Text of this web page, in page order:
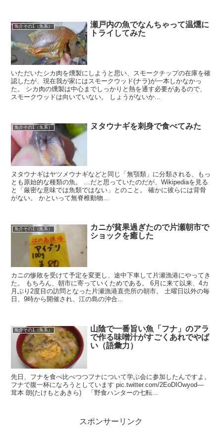
魚介その1（魚系）
瀬戸内の魚でなんちゃって温燻に
トライしてみた
いただいたシカ肉を燻製にしようと思い、スモークチップの在庫を確
認したが、現在我が家にはスモークウッド(ナラ)が一本しかなかっ
た。 シカ肉の燻製は中心までしっかりと熱を通す必要があるので、
スモークウッドは向いていない。 しょうがないか...
魚介その1（魚系） ヌタウナギを刺身で食べてみた
ヌタウナギはヤツメウナギなどと同じ「無顎類」に分類される、もっ
とも原始的な種類の魚。 …だと思っていたのだが、Wikipediaを見る
と「厳密な意味では魚類ではない」とのこと。 確かに彼らには背骨
がない。 かといって無脊椎動物...
魚介その1（魚系）
カニが貧果過ぎたので片瀬朝市で
ショックを癒した
カニの惨敗を受けて予定を変更し、途中下車して片瀬漁港にやってき
た。 もちろん、朝市に寄っていくためである。 6月に来て以来、4カ
月ぶり2度目の訪問となった片瀬漁港直売所の朝市。 土曜日以外の毎
日、9時から開催され、江の島の沖合...
魚介その1（魚系）
山陰で一番旨い魚「フナ」のアラ
で作る味噌汁がすごくあれでやば
い（語彙力）
先日、フナを食べ比べつつフナについて学ぶ会に参加したんですよ。
フナで腹一杯になろうとしています pic.twitter.com/2EoDIOwyod—
茸本 朗(たけもとあきら) 「野食ハンターの七転...
スポンサーリンク